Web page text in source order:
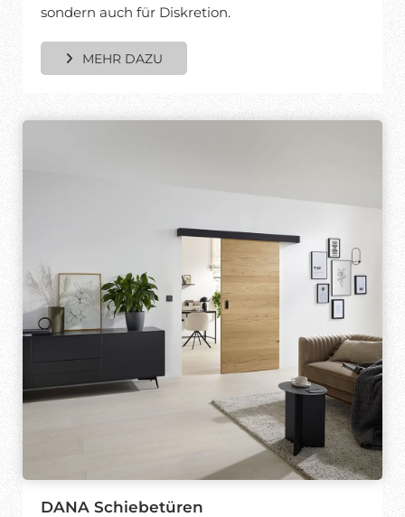
sondern auch für Diskretion.
MEHR DAZU
DANA Schiebetüren